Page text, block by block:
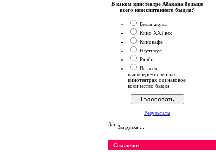
В каком кинотеатре Абакана больше
всего невоспитанного быдла?
Белая акула
Кино XXI век
Кинокафе
Наутилус
Ролби
Во всех
вышеперечисленных
кинотеатрах одинаковое
количество быдла
Результаты
Загрузка ...
Ссылочки